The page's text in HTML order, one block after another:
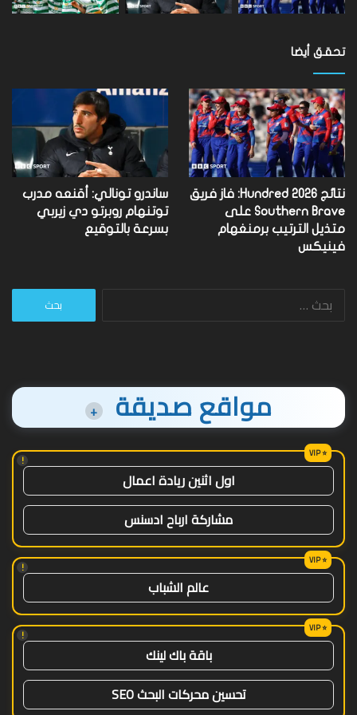
تحقق أيضا
نتائج Hundred 2026: فاز فريق
Southern Brave على
متذيل الترتيب برمنغهام
فينيكس
ساندرو تونالي: أقنعه مدرب
توتنهام روبرتو دي زيربي
بسرعة بالتوقيع
البحث
مواقع صديقة +
!
اول اثنين ريادة اعمال
مشاركة ارباح ادسنس
!
عالم الشباب
!
باقة باك لينك
تحسين محركات البحث SEO